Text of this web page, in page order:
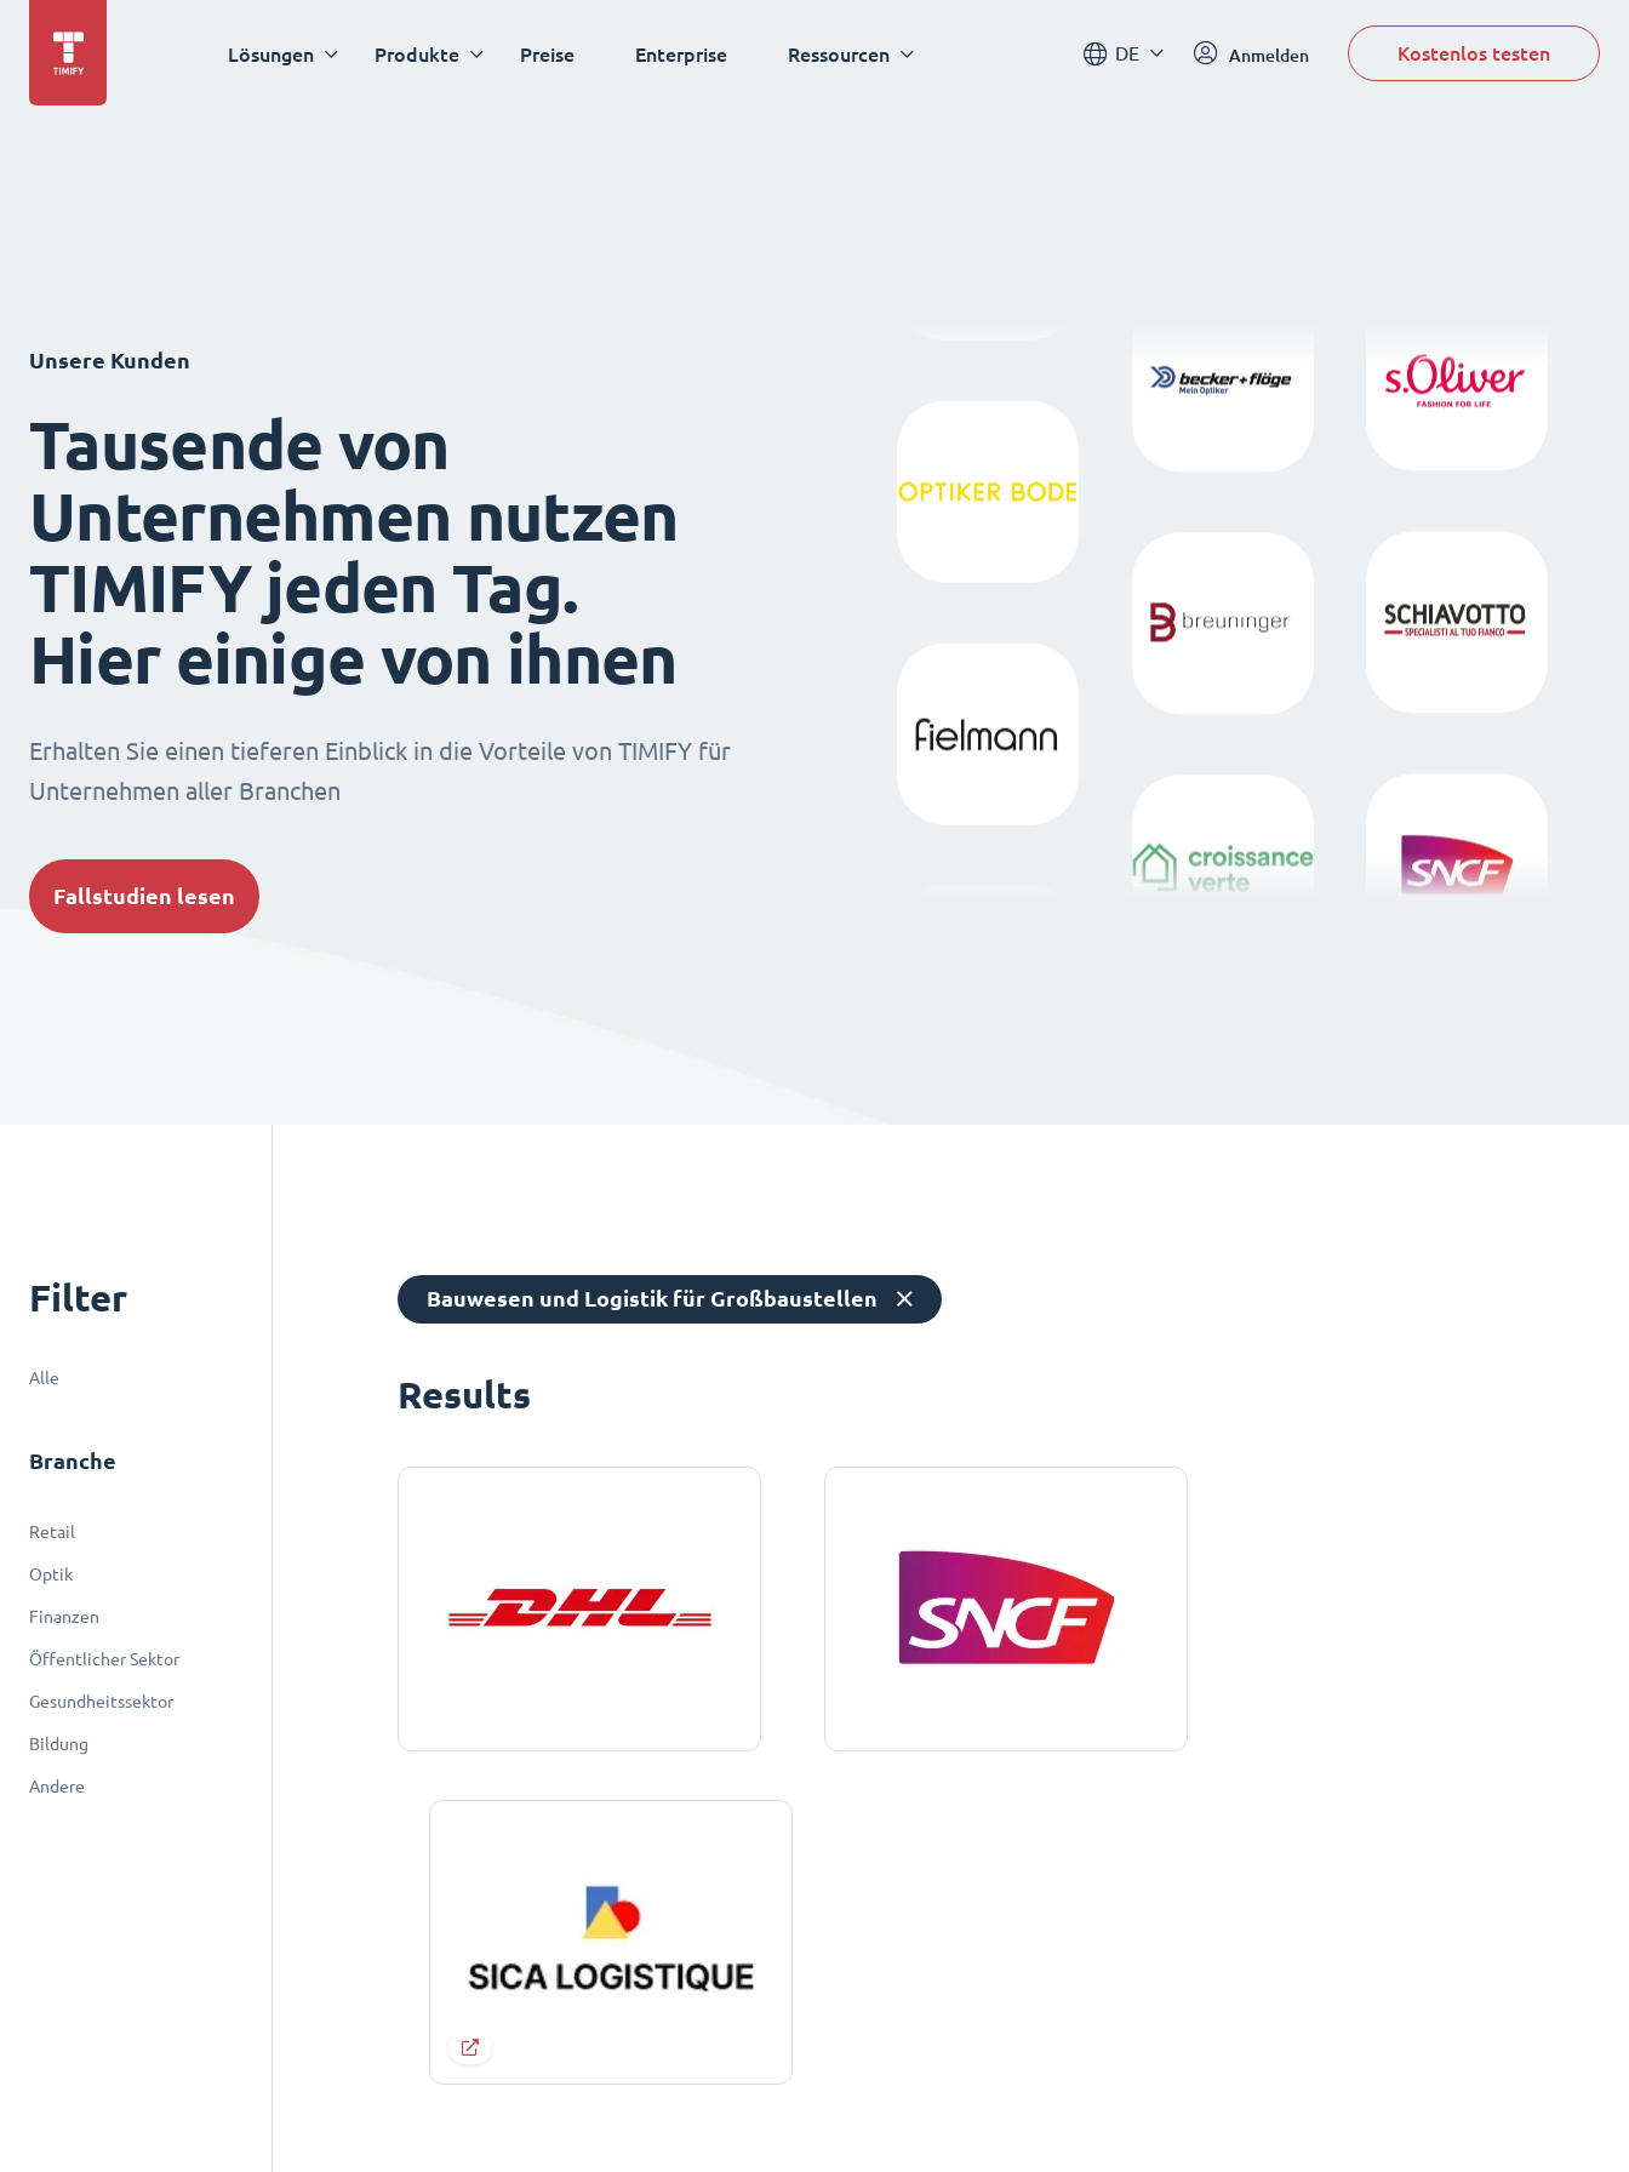
Lösungen Produkte Preise Enterprise Ressourcen DE Anmelden Kostenlos testen
Unsere Kunden
Tausende von
Unternehmen nutzen
TIMIFY jeden Tag.
Hier einige von ihnen
Erhalten Sie einen tieferen Einblick in die Vorteile von TIMIFY für
Unternehmen aller Branchen
Fallstudien lesen
Filter
Alle
Branche
Retail
Optik
Finanzen
Öffentlicher Sektor
Gesundheitssektor
Bildung
Andere
Bauwesen und Logistik für Großbaustellen
Results